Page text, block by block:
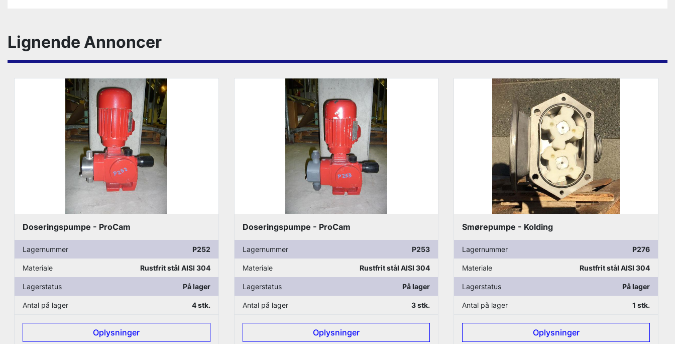
Lignende Annoncer
Doseringspumpe - ProCam
Lagernummer P253
Materiale Rustfrit stål AISI 304
Lagerstatus På lager
Antal på lager 3 stk.
Oplysninger
Smørepumpe - Kolding
Lagernummer P276
Materiale Rustfrit stål AISI 304
Lagerstatus På lager
Antal på lager 1 stk.
Oplysninger
Doseringspumpe - Lewa
Lagernummer P177
Materiale Rustfrit stål AISI 304
Lagerstatus På lager
Antal på lager 1 stk.
Oplysninger